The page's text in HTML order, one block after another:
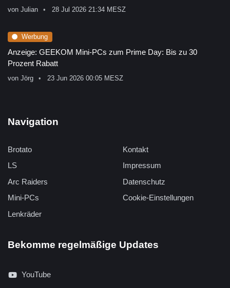
von Julian 28 Jul 2026 21:34 MESZ
Werbung
Anzeige: GEEKOM Mini-PCs zum Prime Day: Bis zu 30
Prozent Rabatt
von Jörg 23 Jun 2026 00:05 MESZ
Navigation
Brotato
LS
Arc Raiders
Mini-PCs
Lenkräder
Kontakt
Impressum
Datenschutz
Cookie-Einstellungen
Bekomme regelmäßige Updates
YouTube